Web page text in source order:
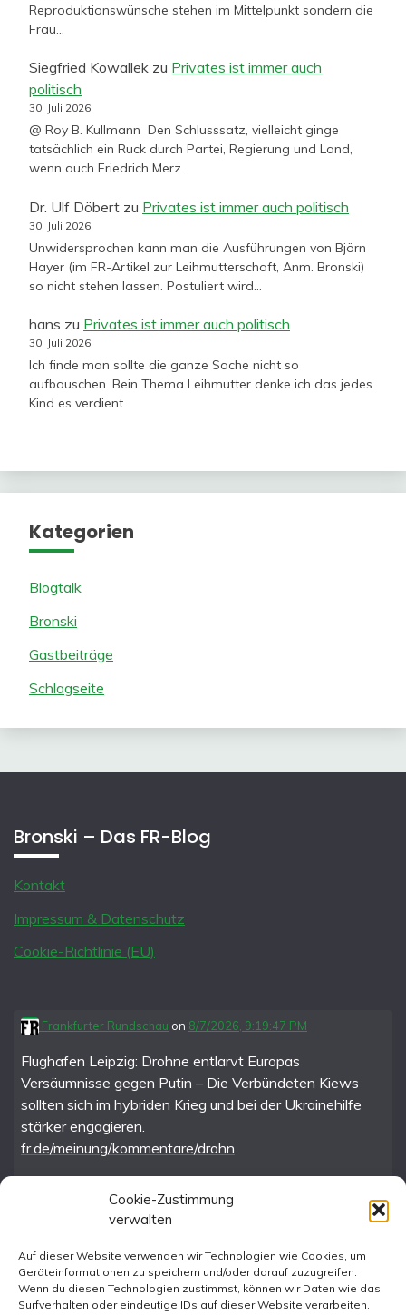
Cookie-Zustimmung
verwalten
Auf dieser Website verwenden wir Technologien wie Cookies, um
Geräteinformationen zu speichern und/oder darauf zuzugreifen.
Wenn du diesen Technologien zustimmst, können wir Daten wie das
Surfverhalten oder eindeutige IDs auf dieser Website verarbeiten.
Reproduktionswünsche stehen im Mittelpunkt sondern die
Frau…
Siegfried Kowallek zu Privates ist immer auch
politisch
30. Juli 2026
@ Roy B. Kullmann Den Schlusssatz, vielleicht ginge
tatsächlich ein Ruck durch Partei, Regierung und Land,
wenn auch Friedrich Merz…
Dr. Ulf Döbert zu Privates ist immer auch politisch
30. Juli 2026
Unwidersprochen kann man die Ausführungen von Björn
Hayer (im FR-Artikel zur Leihmutterschaft, Anm. Bronski)
so nicht stehen lassen. Postuliert wird…
hans zu Privates ist immer auch politisch
30. Juli 2026
Ich finde man sollte die ganze Sache nicht so
aufbauschen. Bein Thema Leihmutter denke ich das jedes
Kind es verdient…
Kategorien
Blogtalk
Bronski
Gastbeiträge
Schlagseite
Bronski – Das FR-Blog
Kontakt
Impressum & Datenschutz
Cookie-Richtlinie (EU)
Frankfurter Rundschau on 8/7/2026, 9:19:47 PM
Flughafen Leipzig: Drohne entlarvt Europas
Versäumnisse gegen Putin – Die Verbündeten Kiews
sollten sich im hybriden Krieg und bei der Ukrainehilfe
stärker engagieren.
fr.de/meinung/kommentare/drohn
Instagram